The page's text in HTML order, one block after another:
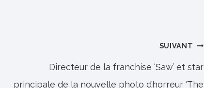
SUIVANT
Directeur de la franchise ‘Saw’ et star
principale de la nouvelle photo d’horreur ‘The